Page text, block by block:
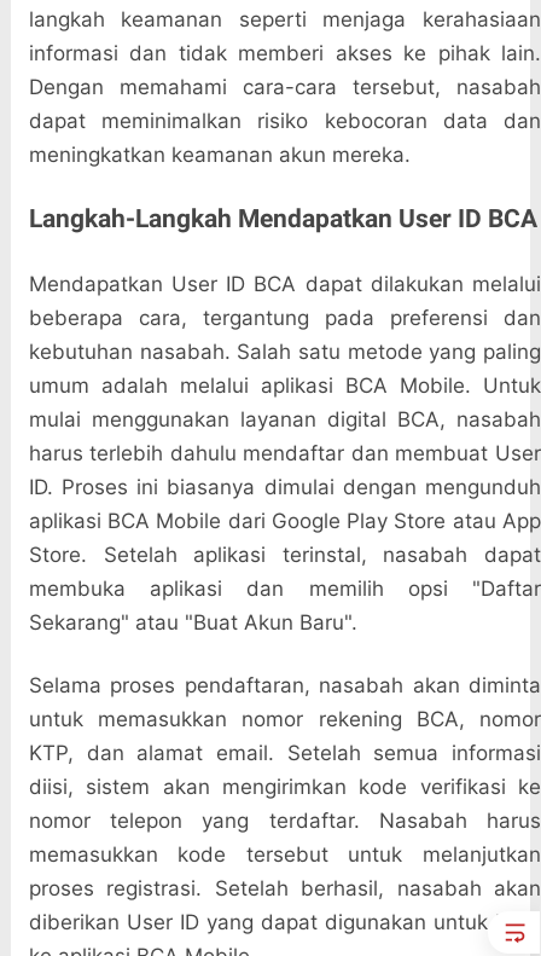
langkah keamanan seperti menjaga kerahasiaan
informasi dan tidak memberi akses ke pihak lain.
Dengan memahami cara-cara tersebut, nasabah
dapat meminimalkan risiko kebocoran data dan
meningkatkan keamanan akun mereka.
Langkah-Langkah Mendapatkan User ID BCA
Mendapatkan User ID BCA dapat dilakukan melalui
beberapa cara, tergantung pada preferensi dan
kebutuhan nasabah. Salah satu metode yang paling
umum adalah melalui aplikasi BCA Mobile. Untuk
mulai menggunakan layanan digital BCA, nasabah
harus terlebih dahulu mendaftar dan membuat User
ID. Proses ini biasanya dimulai dengan mengunduh
aplikasi BCA Mobile dari Google Play Store atau App
Store. Setelah aplikasi terinstal, nasabah dapat
membuka aplikasi dan memilih opsi "Daftar
Sekarang" atau "Buat Akun Baru".
Selama proses pendaftaran, nasabah akan diminta
untuk memasukkan nomor rekening BCA, nomor
KTP, dan alamat email. Setelah semua informasi
diisi, sistem akan mengirimkan kode verifikasi ke
nomor telepon yang terdaftar. Nasabah harus
memasukkan kode tersebut untuk melanjutkan
proses registrasi. Setelah berhasil, nasabah akan
diberikan User ID yang dapat digunakan untuk login